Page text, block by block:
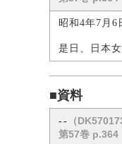
昭和4年7月6
是日、日本
■資料
-- （
第57巻 p.364